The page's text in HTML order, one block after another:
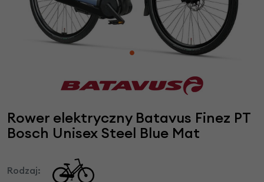
Rower elektryczny Batavus Finez PT
Bosch Unisex Steel Blue Mat
Rodzaj: